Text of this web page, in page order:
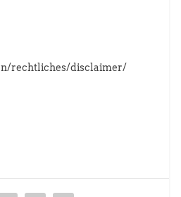
rechtliches/disclaimer/